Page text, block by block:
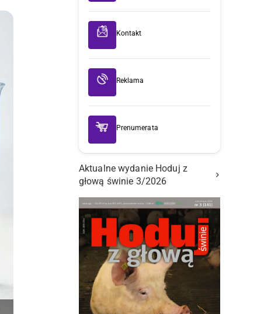
Kontakt
Reklama
Prenumerata
Aktualne wydanie Hoduj z
głową świnie 3/2026